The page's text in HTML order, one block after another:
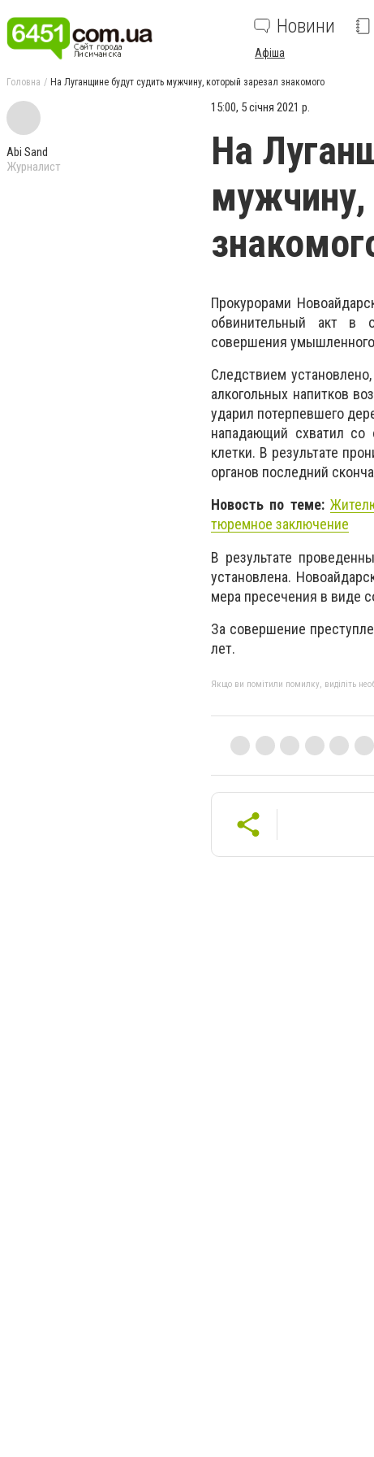
Новини
Афіша
Головна На Луганщине будут судить мужчину, который зарезал знакомого
Abi Sand
Журналист
15:00, 5 січня 2021 р.
На
мужчину,
Прокурорами
обвинительный акт в
совершения
Следствием
алкогольных напитков
ударил потерпевшего
нападающий схватил со
клетки. В результате
органов последний
Новость по теме:
тюремное заключение
В результате
установлена.
мера пресечения в виде
За совершение
лет.
Якщо ви помітили помилку, виділіть